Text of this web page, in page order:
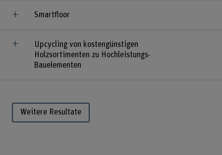
Smartfloor
Upcycling von kostengünstigen
Holzsortimenten zu Hochleistungs-
Bauelementen
Weitere Resultate